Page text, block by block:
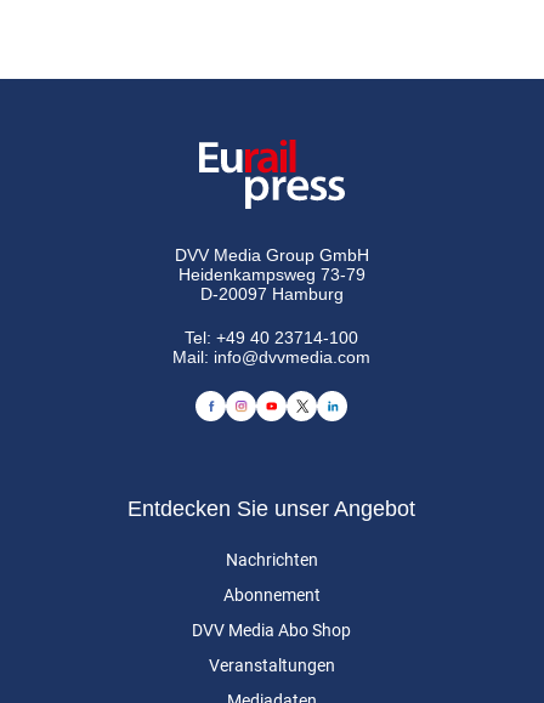
DVV Media Group GmbH
Heidenkampsweg 73-79
D-20097 Hamburg
Tel:+49 40 23714-100
Mail: info@dvvmedia.com
Entdecken Sie unser Angebot
Nachrichten
Abonnement
DVV Media Abo Shop
Veranstaltungen